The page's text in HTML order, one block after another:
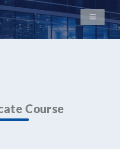
Course * description: For classify
Course